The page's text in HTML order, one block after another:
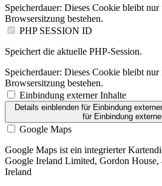
Speicherdauer: Dieses Cookie bleibt
Browsersitzung bestehen.
PHP SESSION ID
Speichert die aktuelle PHP-Session.
Speicherdauer: Dieses Cookie bleibt
Browsersitzung bestehen.
Einbindung externer Inhalte
Details einblendenfür Einbindung
für Einbindung
Google Maps
Google Maps ist ein integrierter
Google Ireland Limited, Gordon
Ireland